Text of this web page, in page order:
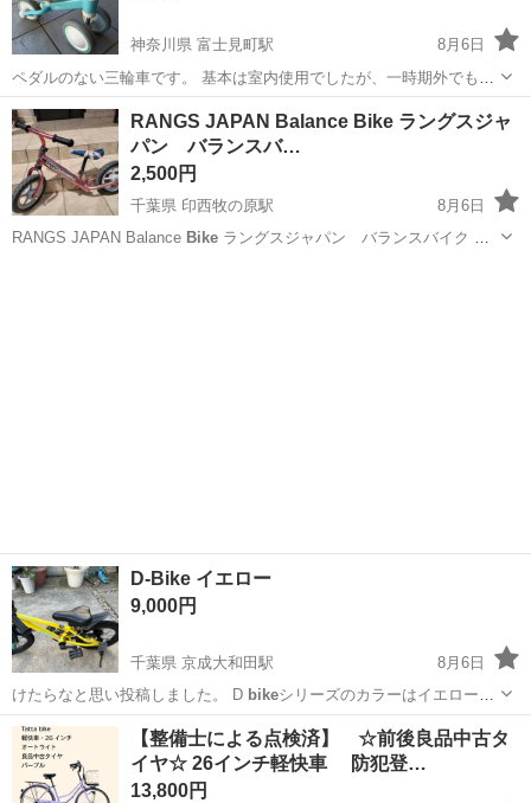
神奈川県 富士見町駅
8月6日
ペダルのない三輪車です。 基本は室内使用でしたが、一時期外でも使
用したためタイヤが少し汚れています。 保管は室内でしていますの
で、錆はありません。 ※室内でも遊べるようにタイヤを徹底的に拭き
上げ、研磨しました。 ...
神奈川 鎌倉市
RANGS JAPAN Balance Bike ラングスジャ
パン バランスバ…
2,500円
千葉県 印西牧の原駅
8月6日
RANGS JAPAN Balance Bikeラングスジャパン バランスバイク 子
D-Bike イエロー
9,000円
千葉県 京成大和田駅
8月6日
けたらなと思い投稿しました。 D bikeシリーズのカラーはイエローに
なります…
千葉 八千代市 京成大和田駅 その他
【整備士による点検済】 ☆前後良品中古タ
イヤ☆ 26インチ軽快車 防犯登…
13,800円